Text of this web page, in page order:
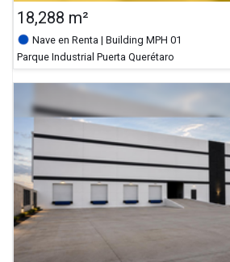
18,288 m²
Nave en Renta | Building MPH 01
Parque Industrial Puerta Querétaro